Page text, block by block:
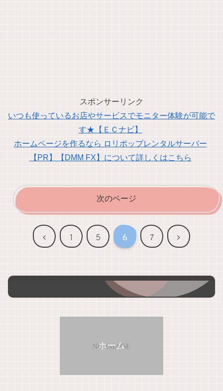
スポンサーリンク
いつも使っているお店やサービスでモニター体験が可能で
す★【ＥＣナビ】
ホームページを作るなら ロリポップレンタルサーバー
【PR】【DMM FX】について詳しくはこちら
次のページ
前
1 5 6 7
次
ホーム